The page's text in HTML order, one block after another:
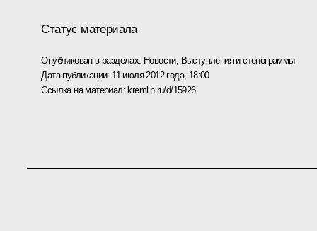
Статус материала
Опубликован в разделах: Новости, Выступления и стенограммы
Дата публикации: 11 июля 2012 года, 18:00
Ссылка на материал: kremlin.ru/d/15926